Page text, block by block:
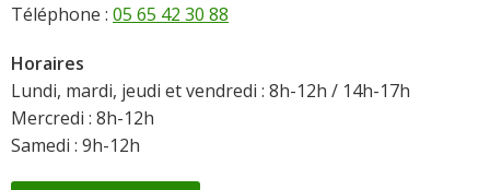
Téléphone : 05 65 42 30 88
Horaires
Lundi, mardi, jeudi et vendredi : 8h-12h / 14h-17h
Mercredi : 8h-12h
Samedi : 9h-12h